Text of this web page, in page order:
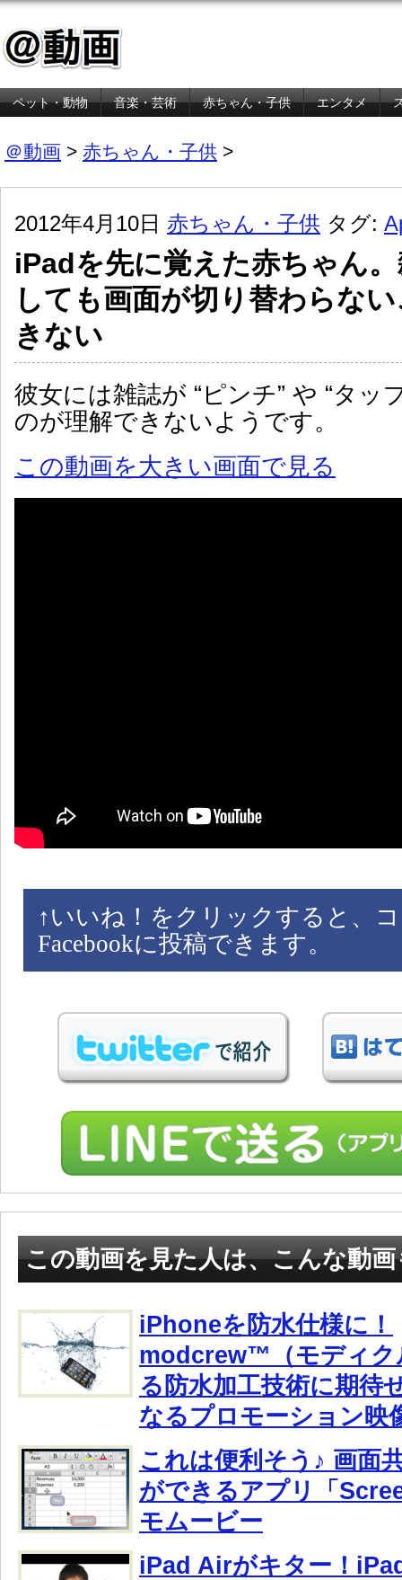
ペット・動物 音楽・芸術 赤ちゃん・子供 エンタメ
＠動画 > 赤ちゃん・子供 >
2012年4月10日 赤ちゃん・子供 タグ:
iPadを先に覚えた赤ちゃん
しても画面が切り替わらな
きない
彼女には雑誌が “ピンチ” や “タッ
のが理解できないようです。
この動画を大きい画面で見る
↑ いいね！をクリックすると、
Facebookに投稿できます。
この動画を見た人は、こんな動
iPhoneを防水仕様に！
modcrew™（モディク
る防水加工技術に期待
なるプロモーション映
これは便利そう♪ 画面
ができるアプリ「
モムービー
iPad Airがキター！